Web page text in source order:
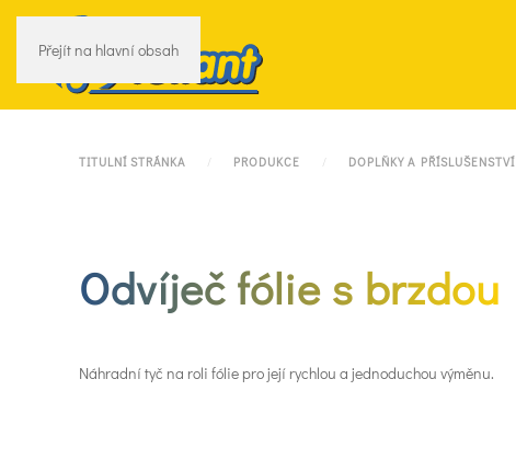
Přejít na hlavní obsah
TITULNÍ STRÁNKA PRODUKCE DOPLŇKY A PŘÍSLUŠENSTVÍ
Odvíječ fólie s brzdou
Náhradní tyč na roli fólie pro její rychlou a jednoduchou výměnu.